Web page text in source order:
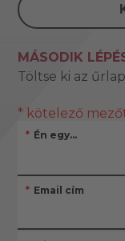
MÁSODIK
Töltse ki az